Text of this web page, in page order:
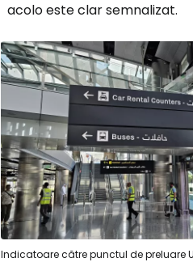
acolo este clar semnalizat.
Indicatoare către punctul de preluare
...